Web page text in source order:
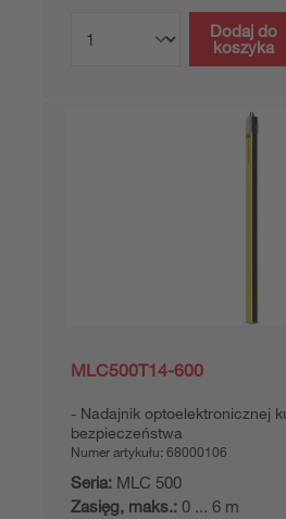
Dodaj do
koszyka
MLC500T14-600
Nadajnik optoelektronicznej
bezpieczeństwa
Numer artykułu: 68000106
Seria: MLC 500
Zasięg, maks.: 0 ... 6 m